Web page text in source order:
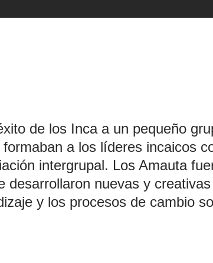
de los Inca a un pequeño
a los líderes incaicos
intergrupal. Los Amauta
desarrollaron nuevas y creativas
y los procesos de cambio